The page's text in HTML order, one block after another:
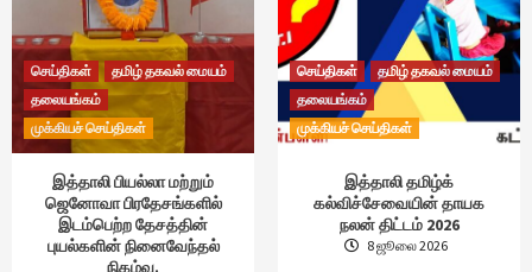
செய்திகள்
தமிழ் தகவல் மையம்
தலையங்கம்
முக்கியச் செய்திகள்
இத்தாலி பியல்லா மற்றும்
ஜெனோவா பிரதேசங்களில்
இடம்பெற்ற தேசத்தின்
புயல்களின் நினைவேந்தல்
நிகழ்வு.
செய்திகள்
தமிழ் தகவல் மையம்
தலையங்கம்
முக்கியச் செய்திகள்
இத்தாலி தமிழ்க்
கல்விச்சேவையின் தாயக
நலன் திட்டம் 2026
8 ஜூலை 2026